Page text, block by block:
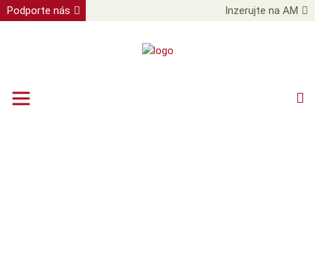
Podporte nás Inzerujte na AM